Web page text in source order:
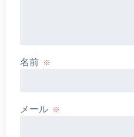
名前 ※
メール ※